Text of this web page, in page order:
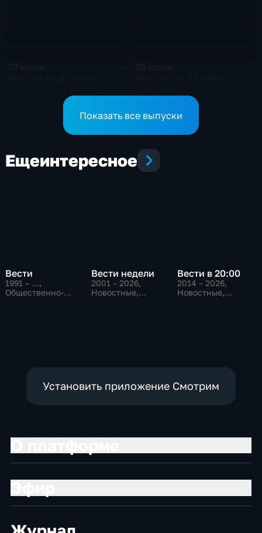
Показать все выпуски
Ещеинтересное
Вести
1991 – …,
Общественно-
Вести недели
2001 – 2026,
Новостные,
Вести в 20:00
2014 – 2026,
Новостные,
Установить приложение Смотрим